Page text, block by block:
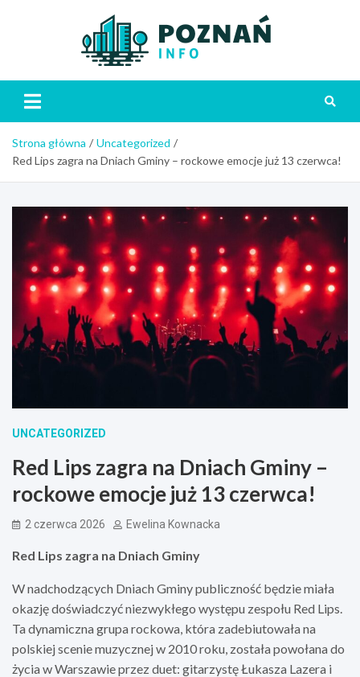
Strona główna
Uncategorized
Red Lips zagra na Dniach Gminy – rockowe emocje już 13 czerwca!
UNCATEGORIZED
Red Lips zagra na Dniach Gminy –
rockowe emocje już 13 czerwca!
2 czerwca 2026 Ewelina Kownacka
Red Lips zagra na Dniach Gminy
W nadchodzących Dniach Gminy publiczność będzie miała
okazję doświadczyć niezwykłego występu zespołu Red Lips.
Ta dynamiczna grupa rockowa, która zadebiutowała na
polskiej scenie muzycznej w 2010 roku, została powołana do
życia w Warszawie przez duet: gitarzystę Łukasza Lazera i